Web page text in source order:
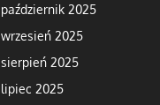
październik 2025
wrzesień 2025
sierpień 2025
lipiec 2025